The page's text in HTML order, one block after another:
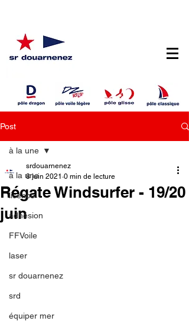
Post
à la une
licence
adhésion
FFVoile
laser
sr douarnenez
srd
équiper mer
à la une
Régate Windsurfer - 19/20
juin
srdouarnenez
8 juin 2021 0 min de lecture